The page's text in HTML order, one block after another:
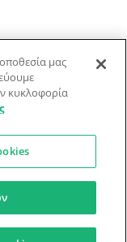
Όροι Xρήσης
τις συνταγές.
μας
κυκλοφορία